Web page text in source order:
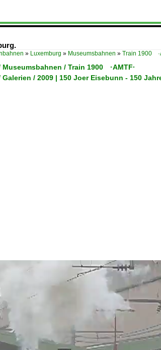
» Luxemburg » Museumsbahnen » Train 1900
/ Train 1900 ·AMTF·
/ 2009 | 150 Joer Eisebunn - 150